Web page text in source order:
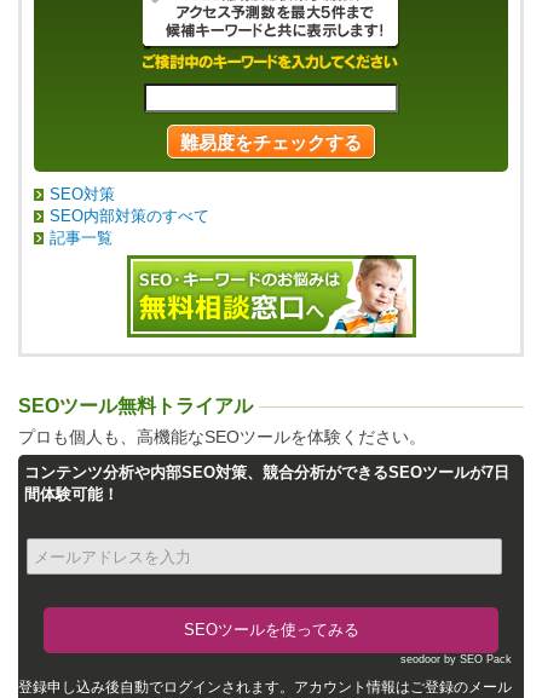
SEO対策
SEO内部対策のすべて
記事一覧
SEOツール無料トライアル
プロも個人も、高機能なSEOツールを体験ください。
コンテンツ分析や内部SEO対策、競合分析ができるSEOツールが7日
間体験可能！
seodoor by SEO Pack
登録申し込み後自動でログインされます。アカウント情報はご登録のメール